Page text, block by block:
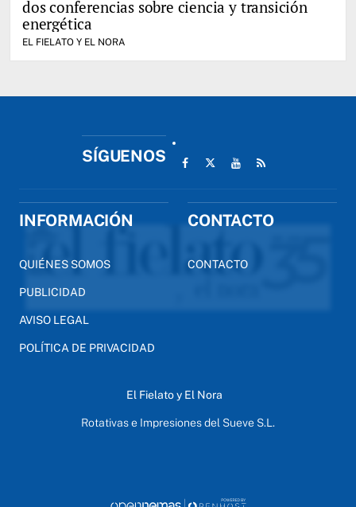
dos conferencias sobre ciencia y transición
energética
EL FIELATO Y EL NORA
SÍGUENOS
INFORMACIÓN
QUIÉNES SOMOS
PUBLICIDAD
AVISO LEGAL
POLÍTICA DE PRIVACIDAD
CONTACTO
CONTACTO
El Fielato y El Nora
Rotativas e Impresiones del Sueve S.L.